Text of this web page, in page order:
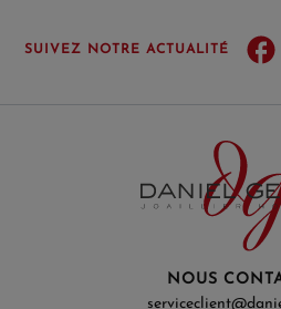
SUIVEZ NOTRE ACTUALITÉ
NOUS